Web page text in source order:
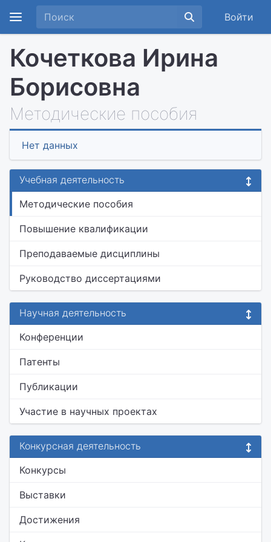
Войти
Кочеткова Ирина
Борисовна
Методические пособия
Нет данных
Учебная деятельность
Методические пособия
Повышение квалификации
Преподаваемые дисциплины
Руководство диссертациями
Научная деятельность
Конференции
Патенты
Публикации
Участие в научных проектах
Конкурсная деятельность
Конкурсы
Выставки
Достижения